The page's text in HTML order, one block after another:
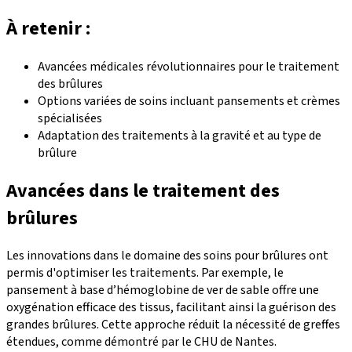
À retenir :
Avancées médicales révolutionnaires pour le traitement
des brûlures
Options variées de soins incluant pansements et crèmes
spécialisées
Adaptation des traitements à la gravité et au type de
brûlure
Avancées dans le traitement des
brûlures
Les innovations dans le domaine des soins pour brûlures ont
permis d'optimiser les traitements. Par exemple, le
pansement à base d’hémoglobine de ver de sable offre une
oxygénation efficace des tissus, facilitant ainsi la guérison des
grandes brûlures. Cette approche réduit la nécessité de greffes
étendues, comme démontré par le CHU de Nantes.